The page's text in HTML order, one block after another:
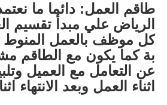
طاقم العمل: دائما ما
الرياض علي مبدأ تقسيم
كل موظف بالعمل المنوط
بة كما يكون مع الطاقم
عن التعامل مع العميل
اثناء العمل وبعد الانتهاء